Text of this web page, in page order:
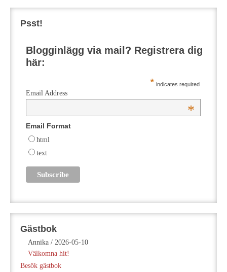
Psst!
Blogginlägg via mail? Registrera dig
här:
* indicates required
Email Address
*
Email Format
html
text
Gästbok
Annika / 2026-05-10
Välkomna hit!
Besök gästbok